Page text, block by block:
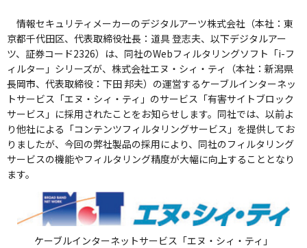
情報セキュリティメーカーのデジタルアーツ株式会社（本社：東
京都千代田区、代表取締役社長：道具 登志夫、以下デジタルアー
ツ、証券コード2326）は、同社のWebフィルタリングソフト「i-フ
ィルター」シリーズが、株式会社エヌ・シィ・ティ（本社：新潟県
長岡市、代表取締役：下田 邦夫）の運営するケーブルインターネッ
トサービス「エヌ・シィ・ティ」のサービス「有害サイトブロック
サービス」に採用されたことをお知らせします。同社では、以前よ
り他社による「コンテンツフィルタリングサービス」を提供してお
りましたが、今回の弊社製品の採用により、同社のフィルタリング
サービスの機能やフィルタリング精度が大幅に向上することとなり
ます。
ケーブルインターネットサービス「エヌ・シィ・ティ」